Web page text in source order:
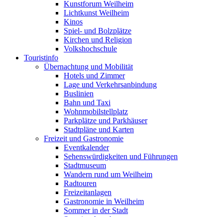
Kunstforum Weilheim
Lichtkunst Weilheim
Kinos
Spiel- und Bolzplätze
Kirchen und Religion
Volkshochschule
Touristinfo
Übernachtung und Mobilität
Hotels und Zimmer
Lage und Verkehrsanbindung
Buslinien
Bahn und Taxi
Wohnmobilstellplatz
Parkplätze und Parkhäuser
Stadtpläne und Karten
Freizeit und Gastronomie
Eventkalender
Sehenswürdigkeiten und Führungen
Stadtmuseum
Wandern rund um Weilheim
Radtouren
Freizeitanlagen
Gastronomie in Weilheim
Sommer in der Stadt